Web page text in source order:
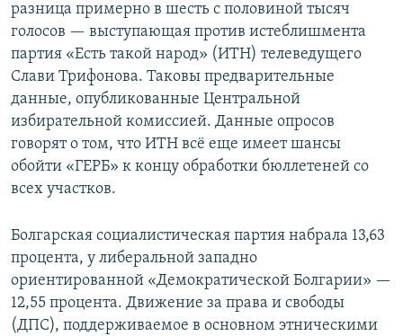
разница примерно в шесть с половиной тысяч
голосов — выступающая против истеблишмента
партия «Есть такой народ» (ИТН) телеведущего
Слави Трифонова. Таковы предварительные
данные, опубликованные Центральной
избирательной комиссией. Данные опросов
говорят о том, что ИТН всё еще имеет шансы
обойти «ГЕРБ» к концу обработки бюллетеней со
всех участков.
Болгарская социалистическая партия набрала 13,63
процента, у либеральной западно
ориентированной «Демократической Болгарии» —
12,55 процента. Движение за права и свободы
(ДПС), поддерживаемое в основном этническими